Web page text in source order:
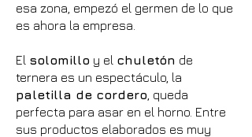
esa zona, empezó el germen de lo que
es ahora la empresa.
El solomillo y el chuletón de
ternera es un espectáculo, la
paletilla de cordero , queda
perfecta para asar en el horno. Entre
sus productos elaborados es muy